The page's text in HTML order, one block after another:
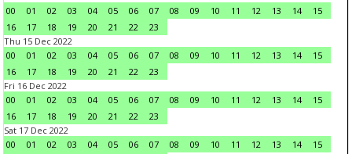
00
01 02 03 04 05 06 07 08 09 10 11 12 13 14
15
16
17 18 19 20 21 22
23
Thu 15 Dec 2022
00
01 02 03 04 05 06 07 08 09 10 11 12 13 14
15
16
17 18 19 20 21 22
23
Fri 16 Dec 2022
00
01 02 03 04 05 06 07 08 09 10 11 12 13 14
15
16
17 18 19 20 21 22
23
Sat 17 Dec 2022
00
01 02 03 04 05 06 07 08 09 10 11 12 13 14
15